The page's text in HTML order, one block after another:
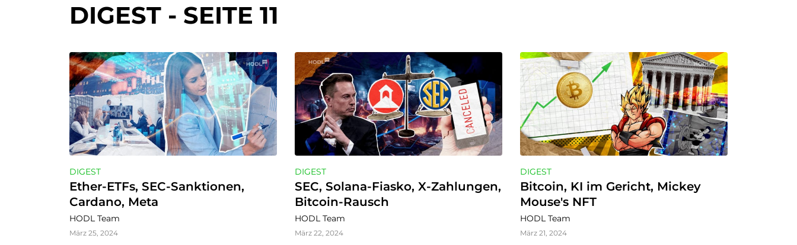
DIGEST - SEITE 11
DIGEST
Ether-ETFs, SEC-Sanktionen,
Cardano, Meta
HODL Team
März 25, 2024
DIGEST
SEC, Solana-Fiasko, X-Zahlungen,
Bitcoin-Rausch
HODL Team
März 22, 2024
DIGEST
Bitcoin, KI im Gericht, Mickey
Mouse's NFT
HODL Team
März 21, 2024